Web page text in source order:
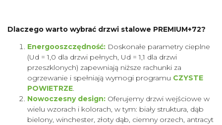
Dlaczego warto wybrać drzwi stalowe PREMIUM+72?
Energooszczędność: Doskonałe parametry cieplne
(Ud = 1,0 dla drzwi pełnych, Ud = 1,1 dla drzwi
przeszklonych) zapewniają niższe rachunki za
ogrzewanie i spełniają wymogi programu CZYSTE
POWIETRZE.
Nowoczesny design: Oferujemy drzwi wejściowe w
wielu wzorach i kolorach, w tym: biały struktura, dąb
bielony, winchester, złoty dąb, ciemny orzech, antracyt